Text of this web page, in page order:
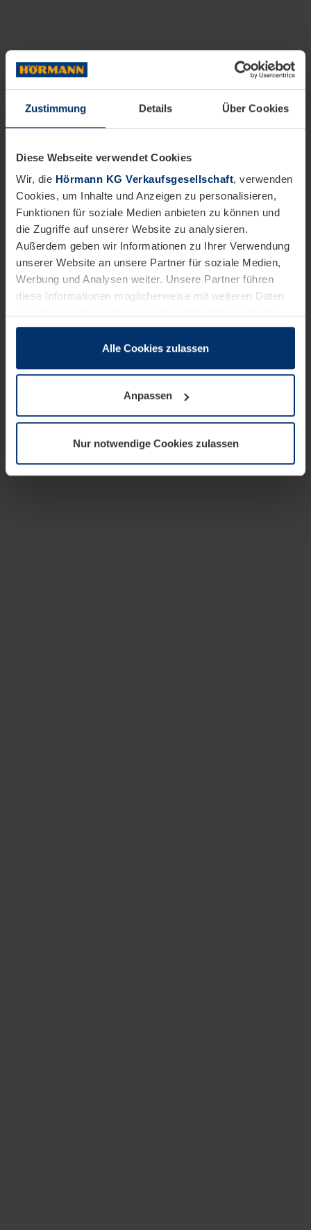
Zustimmung Details Über Cookies
Diese Webseite verwendet Cookies
Wir, die Hörmann KG Verkaufsgesellschaft, verwenden
Cookies, um Inhalte und Anzeigen zu personalisieren,
Funktionen für soziale Medien anbieten zu können und
die Zugriffe auf unserer Website zu analysieren.
Außerdem geben wir Informationen zu Ihrer Verwendung
unserer Website an unsere Partner für soziale Medien,
Werbung und Analysen weiter. Unsere Partner führen
diese Informationen möglicherweise mit weiteren Daten
sie im Rahmen Ihrer Nutzung der Dienste gesammelt
wenn diese für den Betrieb dieser Seite unbedingt
notwendig sind. Für alle anderen Cookie-Typen benötigen
wir Ihre Erlaubnis. Ihre Einwilligung können Sie jederzeit
Datenschutzerklärungunserer Website ändern oder
widerrufen.
Alle Cookies zulassen
Anpassen
Nur notwendige Cookies zulassen